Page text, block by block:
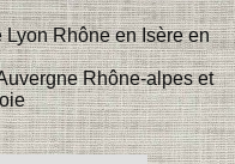
Rhône en Isère en
Rhône-alpes et